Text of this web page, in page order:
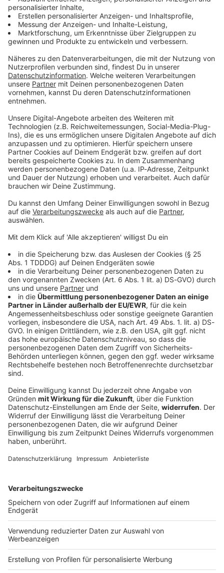
Zum Newsletter anmelden
Du möchtest uns etwas sagen?
Studio Hotline
Kontaktformular
Sprachnachricht
© dpa-infocom, dpa:260618-930-240534/4
Welt
Sprengstoff-Drohne in Leipzig: Semtex im
Spiel
Nach dem Drohnenfund am Flughafen Leipzig/Halle
laufen die Ermittlungen auf Hochtouren. Noch ist
Drohne entdeckte, hatte großes Glück.
DEINE GEMERKTEN ARTIKEL
Du hast dir noch keine Artikel gemerkt
Markiere sie hierfür mit einem